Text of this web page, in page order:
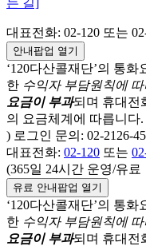
는 길]
대표전화: 02-120 또는
안내팝업 열기
‘120다산콜재단’의 통
한 수익자 부담원칙에
요금이 부과되며 휴대전
의 요금체계에 따릅니다.
) 로그인 문의: 02-2126-
대표전화: 02-120 또는
(365일 24시간 운영/유료
유료 안내팝업 열기
‘120다산콜재단’의 통
한 수익자 부담원칙에
요금이 부과되며 휴대전